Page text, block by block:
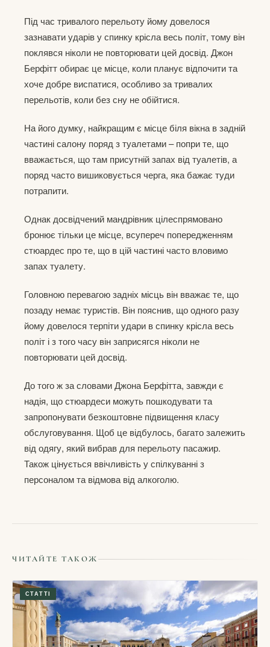
Під час тривалого перельоту йому довелося
зазнавати ударів у спинку крісла весь політ, тому він
поклявся ніколи не повторювати цей досвід. Джон
Берфітт обирає це місце, коли планує відпочити та
хоче добре виспатися, особливо за тривалих
перельотів, коли без сну не обійтися.
На його думку, найкращим є місце біля вікна в задній
частині салону поряд з туалетами – попри те, що
вважається, що там присутній запах від туалетів, а
поряд часто вишиковується черга, яка бажає туди
потрапити.
Однак досвідчений мандрівник цілеспрямовано
бронює тільки це місце, всупереч попередженням
стюардес про те, що в цій частині часто вловимо
запах туалету.
Головною перевагою задніх місць він вважає те, що
позаду немає туристів. Він пояснив, що одного разу
йому довелося терпіти удари в спинку крісла весь
політ і з того часу він заприсягся ніколи не
повторювати цей досвід.
До того ж за словами Джона Берфітта, завжди є
надія, що стюардеси можуть пошкодувати та
запропонувати безкоштовне підвищення класу
обслуговування. Щоб це відбулось, багато залежить
від одягу, який вибрав для перельоту пасажир.
Також цінується ввічливість у спілкуванні з
персоналом та відмова від алкоголю.
ЧИТАЙТЕ ТАКОЖ
СТАТТІ